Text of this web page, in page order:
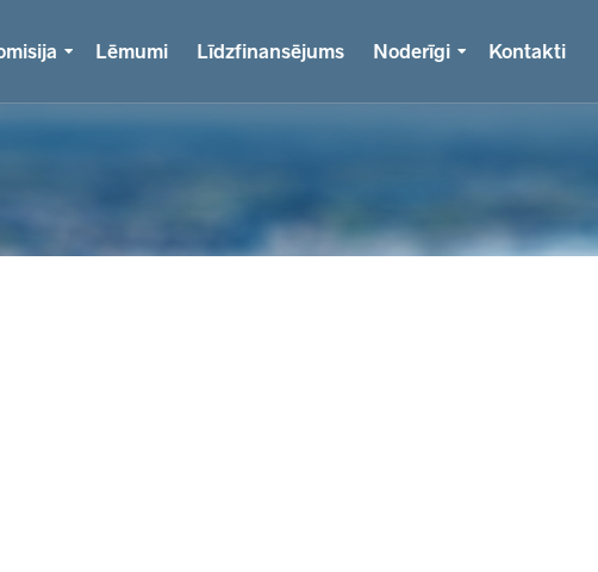
Lēmumi Līdzfinansējums Noderīgi Kontakti